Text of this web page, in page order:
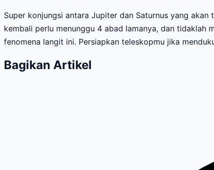
Super konjungsi antara Jupiter dan Saturnus yang
kembali perlu menunggu 4 abad lamanya, dan tidaklah
fenomena langit ini. Persiapkan teleskopmu jika
Bagikan Artikel